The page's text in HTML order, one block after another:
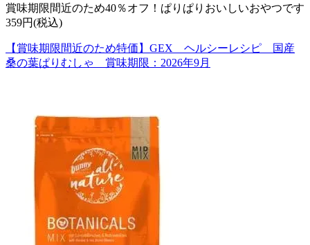
賞味期限間近のため40％オフ！ぱりぱりおいしいおやつです
359円(税込)
【賞味期限間近のため特価】GEX ヘルシーレシピ 国産
桑の葉ぱりむしゃ 賞味期限：2026年9月